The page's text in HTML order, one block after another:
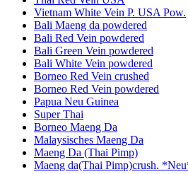
Vietnam White Vein P. USA Pow.
Bali Maeng da powdered
Bali Red Vein powdered
Bali Green Vein powdered
Bali White Vein powdered
Borneo Red Vein crushed
Borneo Red Vein powdered
Papua Neu Guinea
Super Thai
Borneo Maeng Da
Malaysisches Maeng Da
Maeng Da (Thai Pimp)
Maeng da(Thai Pimp)crush.